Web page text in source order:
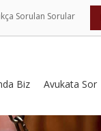
Sorulan Sorular
Biz Avukata Sor